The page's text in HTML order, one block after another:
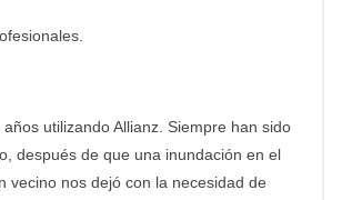
utilizando Allianz. Siempre han sido
después de que una inundación en el
vecino nos dejó con la necesidad de